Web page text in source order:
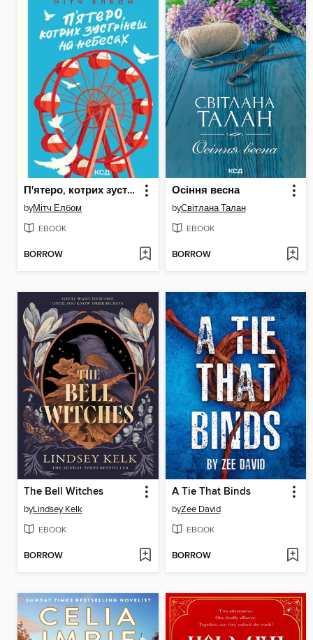
П'ятеро, котрих зустрінеш на небесах
byМітч Елбом
EBOOK
BORROW
Осіння весна
byСвітлана Талан
EBOOK
BORROW
The Bell Witches
byLindsey Kelk
EBOOK
BORROW
A Tie That Binds
byZee David
EBOOK
BORROW